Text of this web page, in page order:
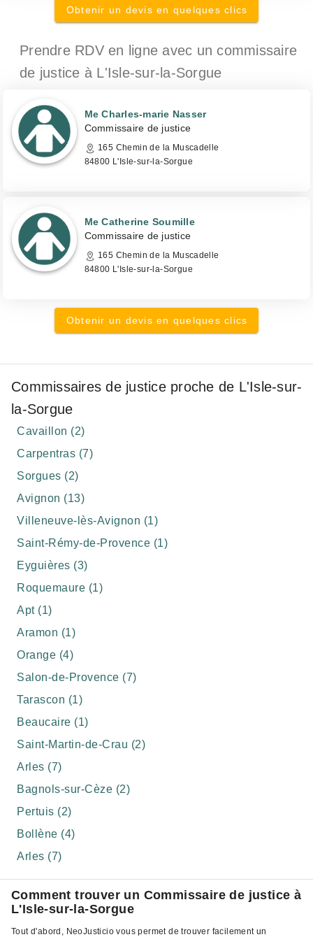
Obtenir un devis en quelques clics
Prendre RDV en ligne avec un commissaire
de justice à L'Isle-sur-la-Sorgue
Me Charles-marie Nasser
Commissaire de justice
165 Chemin de la Muscadelle
84800 L'Isle-sur-la-Sorgue
Me Catherine Soumille
Commissaire de justice
165 Chemin de la Muscadelle
84800 L'Isle-sur-la-Sorgue
Obtenir un devis en quelques clics
Commissaires de justice proche de L'Isle-sur-
la-Sorgue
Cavaillon (2)
Carpentras (7)
Sorgues (2)
Avignon (13)
Villeneuve-lès-Avignon (1)
Saint-Rémy-de-Provence (1)
Eyguières (3)
Roquemaure (1)
Apt (1)
Aramon (1)
Orange (4)
Salon-de-Provence (7)
Tarascon (1)
Beaucaire (1)
Saint-Martin-de-Crau (2)
Arles (7)
Bagnols-sur-Cèze (2)
Pertuis (2)
Bollène (4)
Arles (7)
Comment trouver un Commissaire de justice à
L'Isle-sur-la-Sorgue
Tout d'abord, NeoJusticio vous permet de trouver facilement un